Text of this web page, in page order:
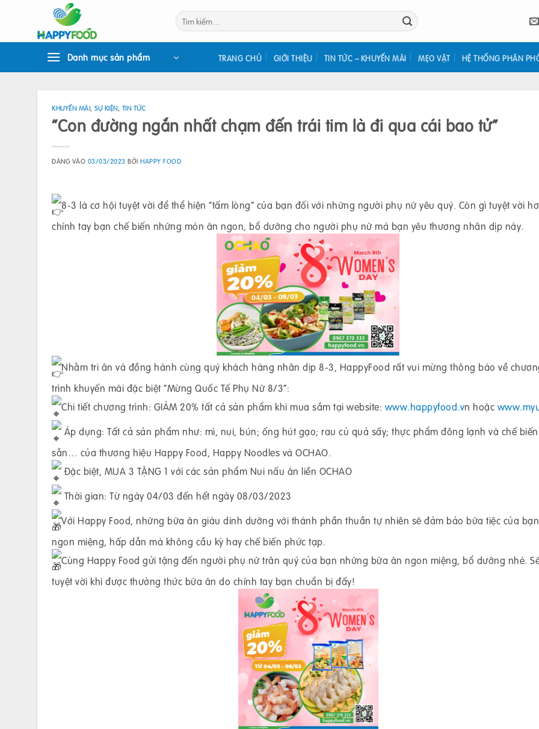
Tìm
kiếm:
Danh mục sản phẩm TRANG CHỦ GIỚI THIỆU TIN TỨC – KHUYẾN MÃI MẸO VẶT HỆ THỐNG PHÂN
KHUYẾN MÃI, SỰ KIỆN, TIN TỨC
“Con đường ngắn nhất chạm đến trái tim là đi qua cái bao tử”
ĐĂNG VÀO 03/03/2023 BỞIHAPPY FOOD
8-3 là cơ hội tuyệt vời để thể hiện “tấm lòng” của bạn đối với những người phụ nữ yêu quý. Còn gì tuyệt vời
chính tay bạn chế biến những món ăn ngon, bổ dưỡng cho người phụ nữ mà bạn yêu thương nhân dịp này.
Nhằm tri ân và đồng hành cùng quý khách hàng nhân dịp 8-3, HappyFood rất vui mừng thông báo về
trình khuyến mãi đặc biệt “Mừng Quốc Tế Phụ Nữ 8/3”:
Chi tiết chương trình: GIẢM 20% tất cả sản phẩm khi mua sắm tại website: www.happyfood.vn hoặc
Áp dụng: Tất cả sản phẩm như: mì, nui, bún; ống hút gạo; rau củ quả sấy; thực phẩm đông lạnh và chế biến
sẵn… của thương hiệu Happy Food, Happy Noodles và OCHAO.
Đặc biệt, MUA 3 TẶNG 1 với các sản phẩm Nui nấu ăn liền OCHAO
Thời gian: Từ ngày 04/03 đến hết ngày 08/03/2023
Với Happy Food, những bữa ăn giàu dinh dưỡng với thành phần thuần tự nhiên sẽ đảm bảo bữa tiệc của bạn
ngon miệng, hấp dẫn mà không cầu kỳ hay chế biến phức tạp.
Cùng Happy Food gửi tặng đến người phụ nữ trân quý của bạn những bữa ăn ngon miệng, bổ dưỡng nhé.
tuyệt vời khi được thưởng thức bữa ăn do chính tay bạn chuẩn bị đấy!